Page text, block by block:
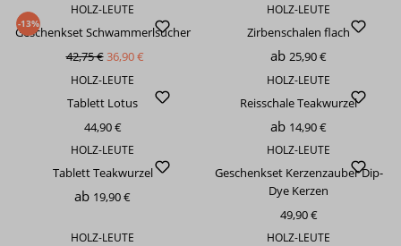
-13%
HOLZ-LEUTE
Geschenkset Schwammerlsucher
42,75 €36,90 €
HOLZ-LEUTE
Zirbenschalen flach
ab 25,90 €
HOLZ-LEUTE
Tablett Lotus
44,90 €
HOLZ-LEUTE
Reisschale Teakwurzel
ab 14,90 €
HOLZ-LEUTE
Tablett Teakwurzel
ab 19,90 €
HOLZ-LEUTE
Geschenkset Kerzenzauber Dip-
Dye Kerzen
49,90 €
HOLZ-LEUTE HOLZ-LEUTE